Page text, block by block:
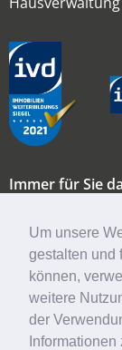
Um unsere
gestalten und
können,
weitere
der
Immer für Sie
65462 Ginsheim
tel.: 06144 - 33
fax: 06144 - 33
info@vr-